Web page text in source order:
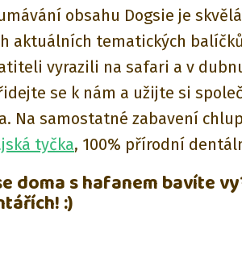
obsahu Dogsie je
aktuálních tematických
vyrazili na safari a v
se k nám a užijte si
Na samostatné zabavení
tyčka, 100% přírodní
doma s hafanem bavíte
:)